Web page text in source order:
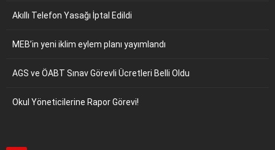
Akıllı Telefon Yasağı İptal Edildi
MEB’in yeni iklim eylem planı yayımlandı
AGS ve ÖABT Sınav Görevli Ücretleri Belli Oldu
Okul Yöneticilerine Rapor Görevi!